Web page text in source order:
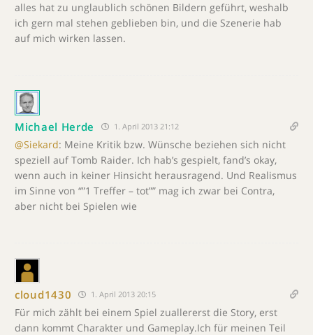
alles hat zu unglaublich schönen Bildern geführt, weshalb
ich gern mal stehen geblieben bin, und die Szenerie hab
auf mich wirken lassen.
Michael Herde 1. April 2013 21:12
@Siekard: Meine Kritik bzw. Wünsche beziehen sich nicht
speziell auf Tomb Raider. Ich hab’s gespielt, fand’s okay,
wenn auch in keiner Hinsicht herausragend. Und Realismus
im Sinne von “”1 Treffer – tot”” mag ich zwar bei Contra,
aber nicht bei Spielen wie
cloud1430 1. April 2013 20:15
Für mich zählt bei einem Spiel zuallererst die Story, erst
dann kommt Charakter und Gameplay.Ich für meinen Teil